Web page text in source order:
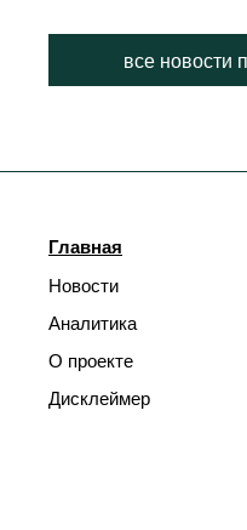
все новости
Главная
Новости
Аналитика
О проекте
Дисклеймер